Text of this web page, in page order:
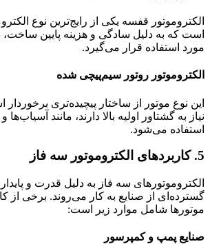
الکتروموتور قفسه یکی از رایج‌ترین نوع
است که به دلیل سادگی و هزینه پایین ساخت،
مورد استفاده قرار می‌گیرد.
الکتروموتور روتور سیم‌پیچی شده
این نوع موتور از ساختار پیچیده‌تری
نیاز به گشتاور اولیه بالا دارند، مانند
استفاده می‌شود.
5. کاربردهای الکتروموتور سه فاز
الکتروموتورهای سه فاز به دلیل قدرت و
گسترده‌ای از صنایع به کار می‌روند. برخی از
موتورها شامل موارد زیر است:
صنایع پمپ و کمپرسور